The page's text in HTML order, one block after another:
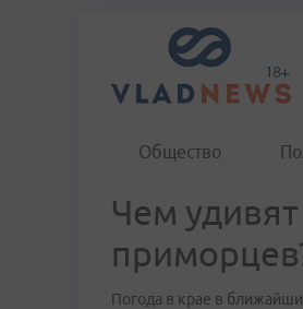
Общество
Чем
Погода в крае в